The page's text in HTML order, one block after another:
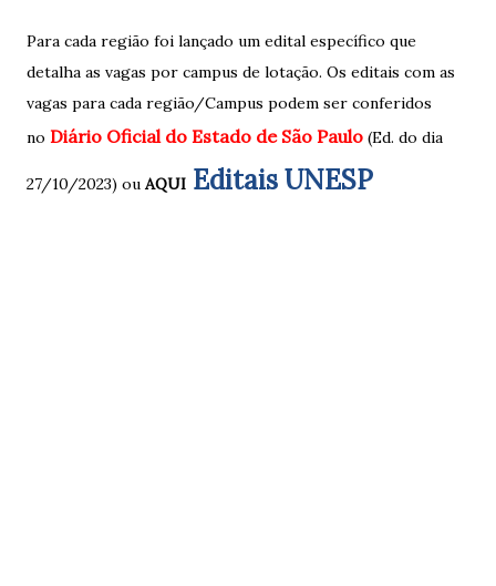
Para cada região foi lançado um edital específico que
detalha as vagas por campus de lotação. Os editais com as
vagas para cada região/Campus podem ser conferidos
no Diário Oficial do Estado de São Paulo (Ed. do dia
27/10/2023) ou AQUI Editais UNESP